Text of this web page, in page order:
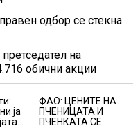
одбор се стекна
на
обични акции
ја
ФАО: ЦЕНИТЕ НА
ПЧЕНИЦАТА И
ПЧЕНКАТА СЕ